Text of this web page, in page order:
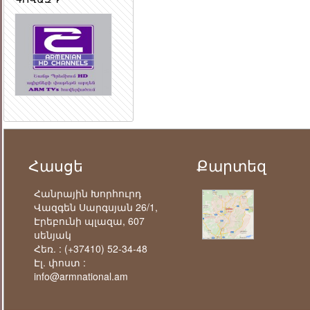
Հասցե
Հանրային Խորհուրդ
Վազգեն Սարգսյան 26/1,
Էրեբունի պլազա, 607
սենյակ
Հեռ. : (+37410) 52-34-48
Էլ. փոստ :
info@armnational.am
Քարտեզ